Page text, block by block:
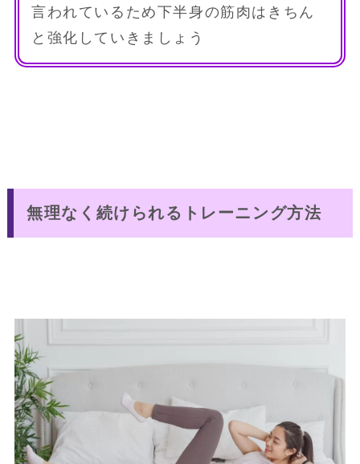
言われているため下半身の筋肉はきちん
と強化していきましょう
無理なく続けられるトレーニング方法